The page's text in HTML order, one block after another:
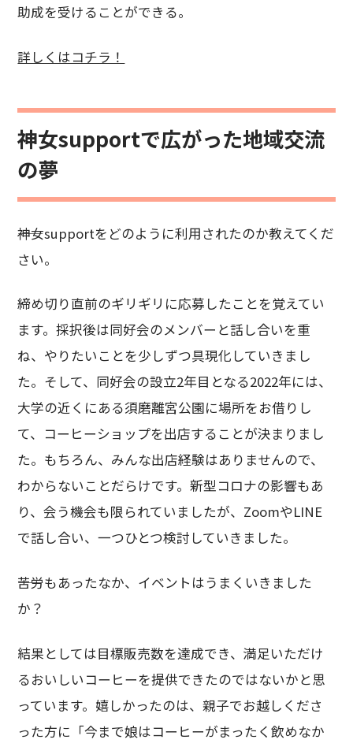
助成を受けることができる。
詳しくはコチラ！
神女supportで広がった地域交流
の夢
――神女supportをどのように利用されたのか教えてくだ
さい。
締め切り直前のギリギリに応募したことを覚えてい
ます。採択後は同好会のメンバーと話し合いを重
ね、やりたいことを少しずつ具現化していきまし
た。そして、同好会の設立2年目となる2022年には、
大学の近くにある須磨離宮公園に場所をお借りし
て、コーヒーショップを出店することが決まりまし
た。もちろん、みんな出店経験はありませんので、
わからないことだらけです。新型コロナの影響もあ
り、会う機会も限られていましたが、ZoomやLINE
で話し合い、一つひとつ検討していきました。
――苦労もあったなか、イベントはうまくいきました
か？
結果としては目標販売数を達成でき、満足いただけ
るおいしいコーヒーを提供できたのではないかと思
っています。嬉しかったのは、親子でお越しくださ
った方に「今まで娘はコーヒーがまったく飲めなか